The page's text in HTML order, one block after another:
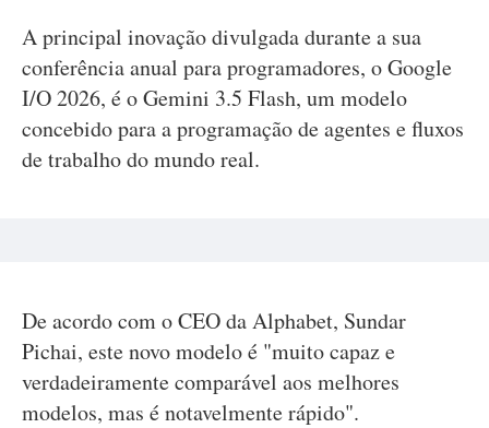
A principal inovação divulgada durante a sua
conferência anual para programadores, o Google
I/O 2026, é o Gemini 3.5 Flash, um modelo
concebido para a programação de agentes e fluxos
de trabalho do mundo real.
De acordo com o CEO da Alphabet, Sundar
Pichai, este novo modelo é "muito capaz e
verdadeiramente comparável aos melhores
modelos, mas é notavelmente rápido".